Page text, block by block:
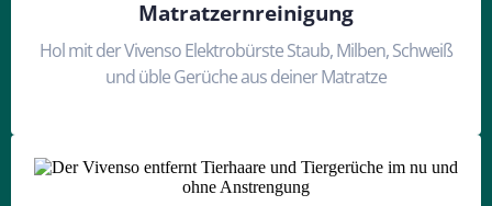
Matratzernreinigung
Hol mit der Vivenso Elektrobürste Staub, Milben, Schweiß
und üble Gerüche aus deiner Matratze